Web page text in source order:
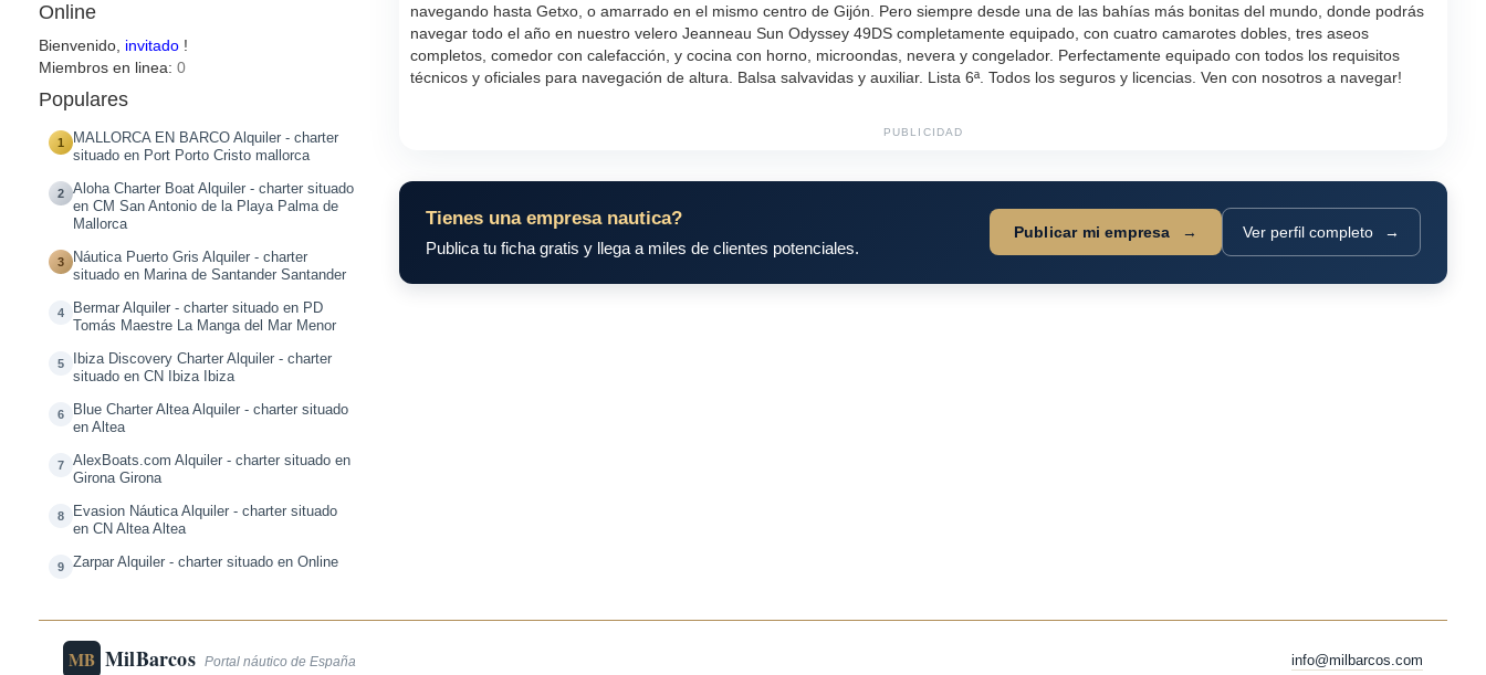
Online
Bienvenido, invitado !
Miembros en linea: 0
Populares
1
MALLORCA EN BARCO Alquiler - charter
situado en Port Porto Cristo mallorca
2
Aloha Charter Boat Alquiler - charter situado
en CM San Antonio de la Playa Palma de
Mallorca
3
Náutica Puerto Gris Alquiler - charter
situado en Marina de Santander Santander
4
Bermar Alquiler - charter situado en PD
Tomás Maestre La Manga del Mar Menor
5
Ibiza Discovery Charter Alquiler - charter
situado en CN Ibiza Ibiza
6
Blue Charter Altea Alquiler - charter situado
en Altea
7
AlexBoats.com Alquiler - charter situado en
Girona Girona
8
Evasion Náutica Alquiler - charter situado
en CN Altea Altea
9 Zarpar Alquiler - charter situado en Online
navegando hasta Getxo, o amarrado en el mismo centro de Gijón. Pero siempre desde una de las bahías más bonitas del mundo, donde podrás
navegar todo el año en nuestro velero Jeanneau Sun Odyssey 49DS completamente equipado, con cuatro camarotes dobles, tres aseos
completos, comedor con calefacción, y cocina con horno, microondas, nevera y congelador. Perfectamente equipado con todos los requisitos
técnicos y oficiales para navegación de altura. Balsa salvavidas y auxiliar. Lista 6ª. Todos los seguros y licencias. Ven con nosotros a navegar!
PUBLICIDAD
Tienes una empresa nautica?
Publica tu ficha gratis y llega a miles de clientes potenciales.
Publicar mi empresa Ver perfil completo
MB MilBarcos Portal náutico de España info@milbarcos.com